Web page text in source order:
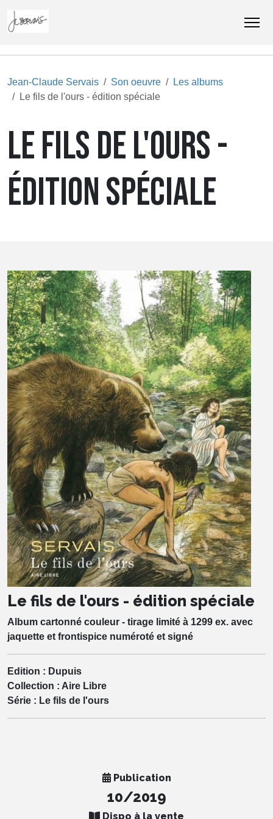
Jean-Claude Servais Son oeuvre
Les albums
Le fils de l'ours - édition spéciale
LE FILS DE L'OURS -
ÉDITION SPÉCIALE
Le fils de l'ours - édition spéciale
Album cartonné couleur - tirage limité à 1299 ex. avec
jaquette et frontispice numéroté et signé
Edition : Dupuis
Collection : Aire Libre
Série : Le fils de l'ours
Publication
10/2019
Dispo à la vente